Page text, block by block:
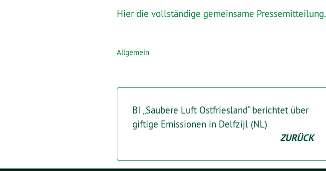
Hier die vollständige gemeinsame Pressemitteilung.
Allgemein
BI „Saubere Luft Ostfriesland“ berichtet über
giftige Emissionen in Delfzijl (NL)
ZURÜCK